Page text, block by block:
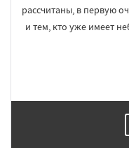
рассчитаны, в первую
и тем, кто уже имеет